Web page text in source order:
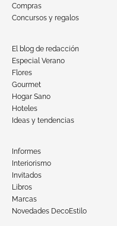
Compras
Concursos y regalos
El blog de redacción
Especial Verano
Flores
Gourmet
Hogar Sano
Hoteles
Ideas y tendencias
Informes
Interiorismo
Invitados
Libros
Marcas
Novedades DecoEstilo